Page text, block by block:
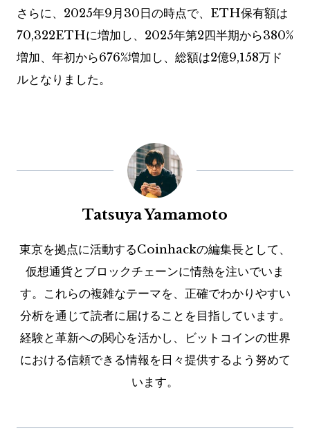
さらに、2025年9月30日の時点で、ETH保有額は
70,322ETHに増加し、2025年第2四半期から380%
増加、年初から676%増加し、総額は2億9,158万ド
ルとなりました。
Tatsuya Yamamoto
東京を拠点に活動するCoinhackの編集長として、
仮想通貨とブロックチェーンに情熱を注いでいま
す。これらの複雑なテーマを、正確でわかりやすい
分析を通じて読者に届けることを目指しています。
経験と革新への関心を活かし、ビットコインの世界
における信頼できる情報を日々提供するよう努めて
います。